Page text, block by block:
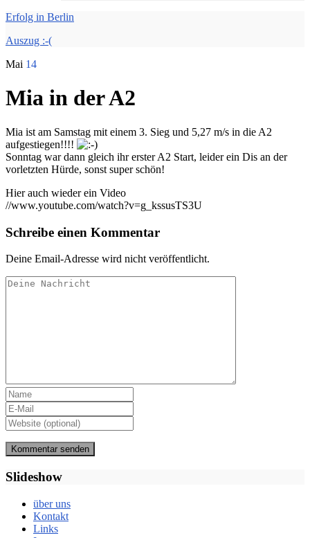
Erfolg in Berlin
Auszug :-(
Mai 14
Mia in der A2
Mia ist am Samstag mit einem 3. Sieg und 5,27 m/s in die A2
aufgestiegen!!!!
Sonntag war dann gleich ihr erster A2 Start, leider ein Dis an der
vorletzten Hürde, sonst super schön!
Hier auch wieder ein Video
//www.youtube.com/watch?v=g_kssusTS3U
Schreibe einen Kommentar
Deine Email-Adresse wird nicht veröffentlicht.
Slideshow
über uns
Kontakt
Links